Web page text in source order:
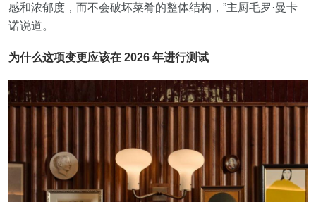
感和浓郁度，而不会破坏菜肴的整体结构，”主厨毛罗·曼卡
诺说道。
为什么这项变更应该在 2026 年进行测试